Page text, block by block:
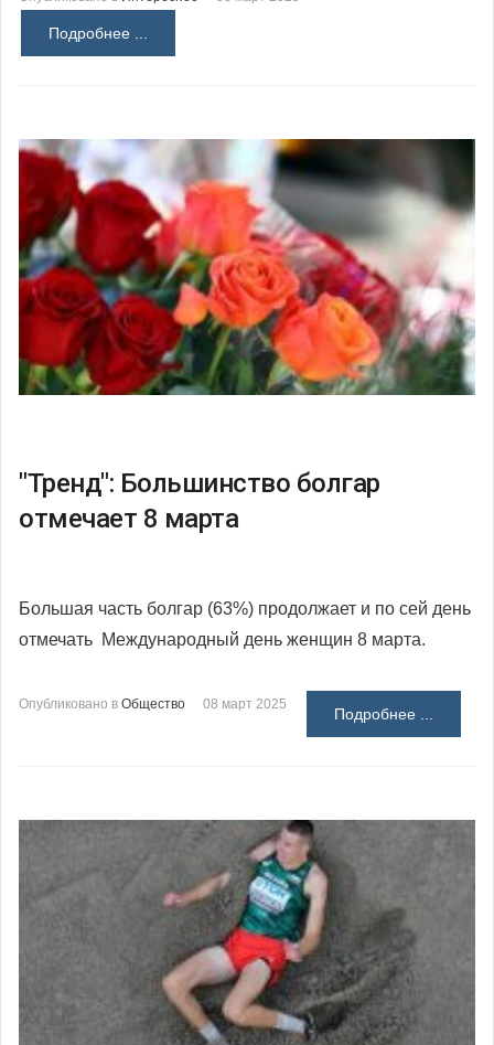
Подробнее ...
"Тренд": Большинство болгар
отмечает 8 марта
Большая часть болгар (63%) продолжает и по сей день
отмечать Международный день женщин 8 марта.
Опубликовано в Общество 08 март 2025
Подробнее ...